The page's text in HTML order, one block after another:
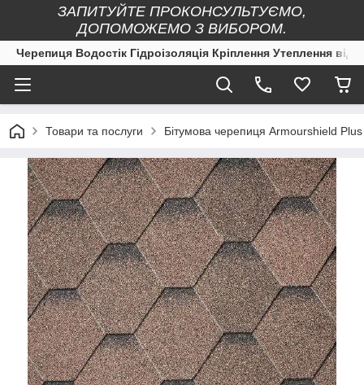
ЗАПИТУЙТЕ ПРОКОНСУЛЬТУЄМО,
ДОПОМОЖЕМО З ВИБОРОМ.
Черепиця Водостік Гідроізоляція Кріплення Утеплення
Товари та послуги Бітумова черепиця Armourshield